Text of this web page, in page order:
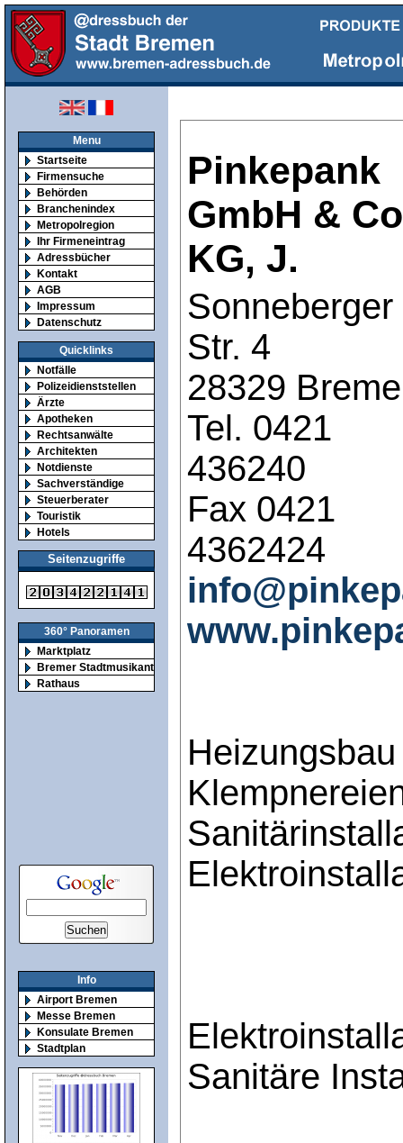
Menu
Startseite
Firmensuche
Behörden
Branchenindex
Metropolregion
Ihr Firmeneintrag
Adressbücher
Kontakt
AGB
Impressum
Datenschutz
Quicklinks
Notfälle
Polizeidienststellen
Ärzte
Apotheken
Rechtsanwälte
Architekten
Notdienste
Sachverständige
Steuerberater
Touristik
Hotels
Seitenzugriffe
360° Panoramen
Marktplatz
Bremer Stadtmusikanten
Rathaus
Info
Airport Bremen
Messe Bremen
Konsulate Bremen
Stadtplan
Pinkepank
GmbH &
KG, J.
Sonneberger
Str. 4
28329
Tel. 0421
436240
Fax 0421
4362424
Sanitäre